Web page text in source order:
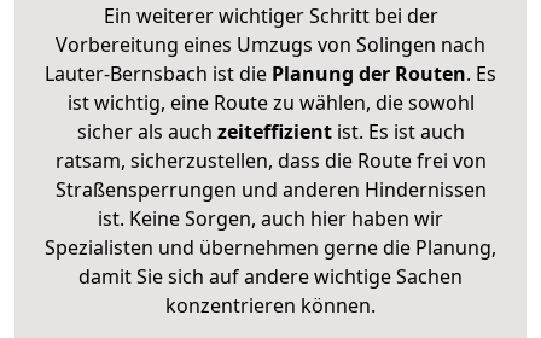
Ein weiterer wichtiger Schritt bei der
Vorbereitung eines Umzugs von Solingen nach
Lauter-Bernsbach ist die Planung der Routen. Es
ist wichtig, eine Route zu wählen, die sowohl
sicher als auch zeiteffizientist. Es ist auch
ratsam, sicherzustellen, dass die Route frei von
Straßensperrungen und anderen Hindernissen
ist. Keine Sorgen, auch hier haben wir
Spezialisten und übernehmen gerne die Planung,
damit Sie sich auf andere wichtige Sachen
konzentrieren können.